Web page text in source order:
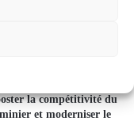
Oligui Nguema
la compétitivité du
et moderniser le